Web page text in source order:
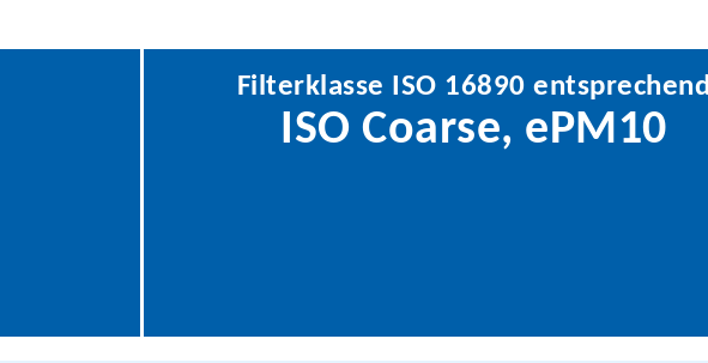
Filterklasse ISO 16890 entsprechend
ISO Coarse, ePM10